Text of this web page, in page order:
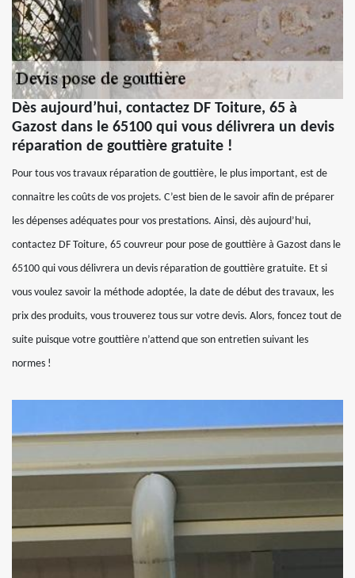
Dès aujourd’hui, contactez DF Toiture, 65 à
Gazost dans le 65100 qui vous délivrera un devis
réparation de gouttière gratuite !
Pour tous vos travaux réparation de gouttière, le plus important, est de
connaitre les coûts de vos projets. C’est bien de le savoir afin de préparer
les dépenses adéquates pour vos prestations. Ainsi, dès aujourd’hui,
contactez DF Toiture, 65 couvreur pour pose de gouttière à Gazost dans le
65100 qui vous délivrera un devis réparation de gouttière gratuite. Et si
vous voulez savoir la méthode adoptée, la date de début des travaux, les
prix des produits, vous trouverez tous sur votre devis. Alors, foncez tout de
suite puisque votre gouttière n’attend que son entretien suivant les
normes !